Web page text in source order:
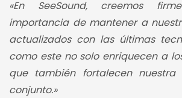
«En SeeSound, creemos
importancia de mantener a
actualizados con las últimas
como este no solo enriquecen a
que también fortalecen
conjunto.»